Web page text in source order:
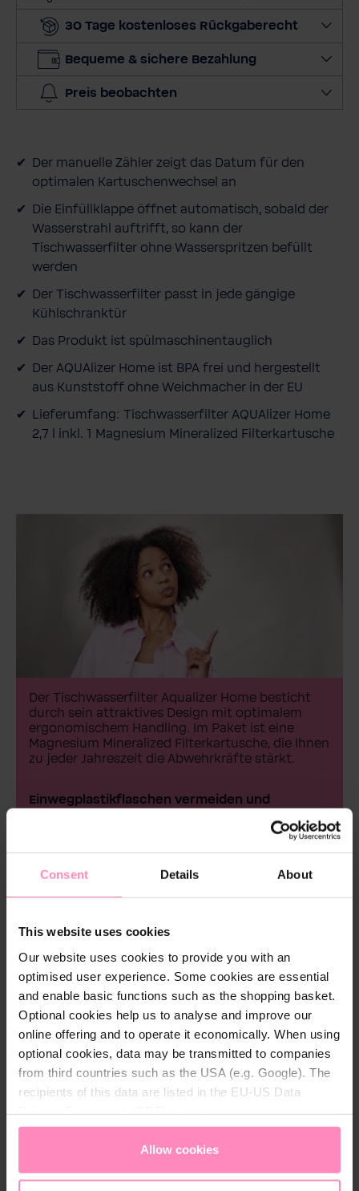
Consent Details About
This website uses cookies
Our website uses cookies to provide you with an
optimised user experience. Some cookies are essential
and enable basic functions such as the shopping basket.
Optional cookies help us to analyse and improve our
online offering and to operate it economically. When using
optional cookies, data may be transmitted to companies
from third countries such as the USA (e.g. Google). The
recipients of this data are listed in the EU-US Data
appropriate level of data protection. You canaccept all
only allow necessary cookies
access and change your chosen setting at any time in
Allow cookies
e
g
30 Tage kostenloses Rückgaberecht
Bequeme & sichere Bezahlung
Preis beobachten
Der manuelle Zähler zeigt das Datum für den
optimalen Kartuschenwechsel an
Die Einfüllklappe öffnet automatisch, sobald der
Wasserstrahl auftrifft, so kann der
Tischwasserfilter ohne Wasserspritzen befüllt
werden
Der Tischwasserfilter passt in jede gängige
Kühlschranktür
Das Produkt ist spülmaschinentauglich
Der AQUAlizer Home ist BPA frei und hergestellt
aus Kunststoff ohne Weichmacher in der EU
Lieferumfang: Tischwasserfilter AQUAlizer Home
2,7 l inkl. 1 Magnesium Mineralized Filterkartusche
Der Tischwasserfilter Aqualizer Home besticht
durch sein attraktives Design mit optimalem
ergonomischem Handling. Im Paket ist eine
Magnesium Mineralized Filterkartusche, die Ihnen
zu jeder Jahreszeit die Abwehrkräfte stärkt.
Einwegplastikflaschen vermeiden und
Durch die Nutzung Ihres lokalen Leitungswassers
Plastikabfall vermieden werden. Dabei wird die
Flaschenwasser entfallen.